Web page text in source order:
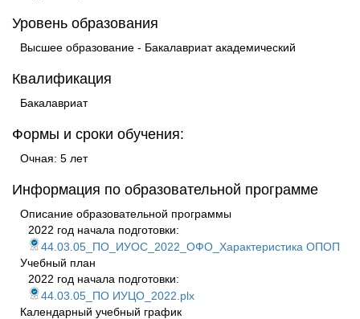
Уровень образования
Высшее образование - Бакалавриат академический
Квалификация
Бакалавриат
Формы и сроки обучения:
Очная: 5 лет
Информация по образовательной программе
Описание образовательной программы
2022 год начала подготовки:
44.03.05_ПО_ИУОС_2022_ОФО_Характеристика ОПОП
Учебный план
2022 год начала подготовки:
44.03.05_ПО ИУЦО_2022.plx
Календарный учебный график